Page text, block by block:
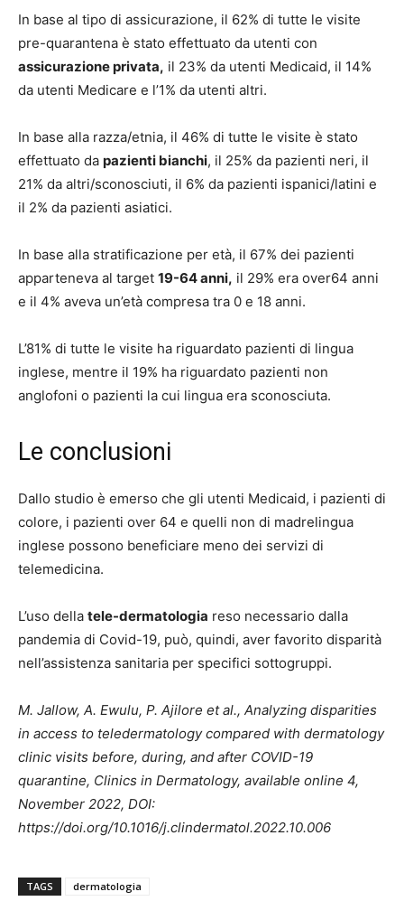
In base al tipo di assicurazione, il 62% di tutte le visite
pre-quarantena è stato effettuato da utenti con
assicurazione privata, il 23% da utenti Medicaid, il 14%
da utenti Medicare e l’1% da utenti altri.
In base alla razza/etnia, il 46% di tutte le visite è stato
effettuato da pazienti bianchi, il 25% da pazienti neri, il
21% da altri/sconosciuti, il 6% da pazienti ispanici/latini e
il 2% da pazienti asiatici.
In base alla stratificazione per età, il 67% dei pazienti
apparteneva al target 19-64 anni, il 29% era over64 anni
e il 4% aveva un’età compresa tra 0 e 18 anni.
L’81% di tutte le visite ha riguardato pazienti di lingua
inglese, mentre il 19% ha riguardato pazienti non
anglofoni o pazienti la cui lingua era sconosciuta.
Le conclusioni
Dallo studio è emerso che gli utenti Medicaid, i pazienti di
colore, i pazienti over 64 e quelli non di madrelingua
inglese possono beneficiare meno dei servizi di
telemedicina.
L’uso della tele-dermatologia reso necessario dalla
pandemia di Covid-19, può, quindi, aver favorito disparità
nell’assistenza sanitaria per specifici sottogruppi.
M. Jallow, A. Ewulu, P. Ajilore et al., Analyzing disparities
in access to teledermatology compared with dermatology
clinic visits before, during, and after COVID-19
quarantine, Clinics in Dermatology, available online 4,
November 2022, DOI:
https://doi.org/10.1016/j.clindermatol.2022.10.006
TAGS dermatologia